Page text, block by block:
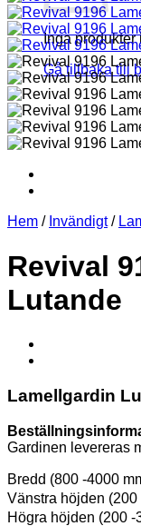
Inga produkter
Gå tillbaka till
Hem / Invändigt /
Revival
Lutande
Lamellgardin
Gardinen levereras
Bredd (800 -4000
Vänstra höjden (200
Högra höjden (200 -